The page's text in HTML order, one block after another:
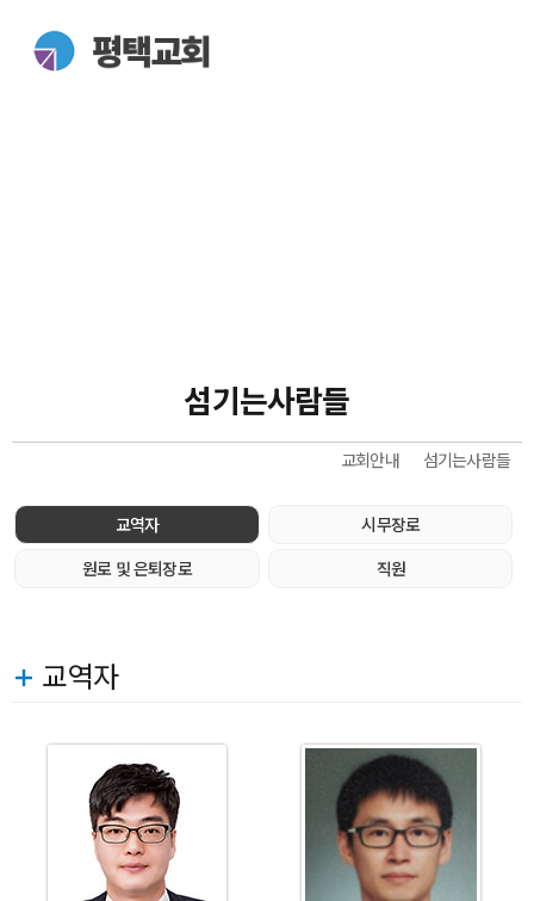
섬기는사람들
교회안내 섬기는사람들
교역자
시무장로
원로 및 은퇴장로
직원
＋ 교역자